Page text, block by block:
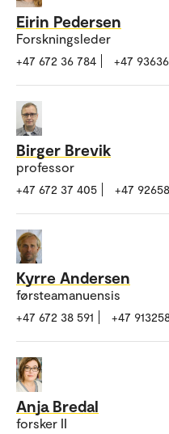
Eirin Pedersen
Forskningsleder
+47 672 36 784 +47
Birger Brevik
professor
+47 672 37 405 +47
Kyrre Andersen
førsteamanuensis
+47 672 38 591 +47
Anja Bredal
forsker II